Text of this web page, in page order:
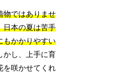
物ではありませ
日本の夏は苦手
もかかりやすい
かし、上手に育
を咲かせてくれ